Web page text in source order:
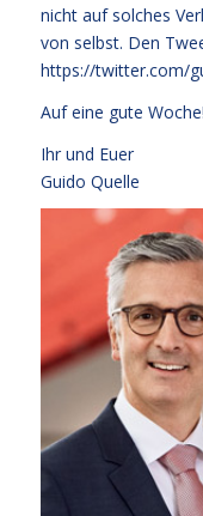
nicht auf solches
von selbst. Den
https://twitter.com/
Auf eine gute Woche!
Ihr und Euer
Guido Quelle